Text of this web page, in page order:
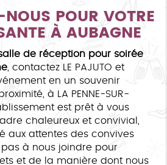
POUR VOTRE
À AUBAGNE
de réception pour soirée
, contactez LE PAJUTO et
en un souvenir
à LA PENNE-SUR-
est prêt à vous
chaleureux et convivial,
aux attentes des convives
pas à nous joindre pour
et de la manière dont nous